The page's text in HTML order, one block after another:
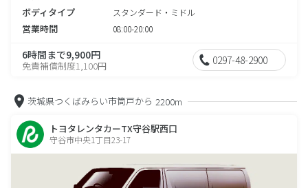
ボディタイプ スタンダード・ミドル
営業時間 08:00-20:00
6時間まで9,900円
免責補償制度1,100円 0297-48-2900
茨城県つくばみらい市筒戸から 2200m
トヨタレンタカーTX守谷駅西口
守谷市中央1丁目23-17